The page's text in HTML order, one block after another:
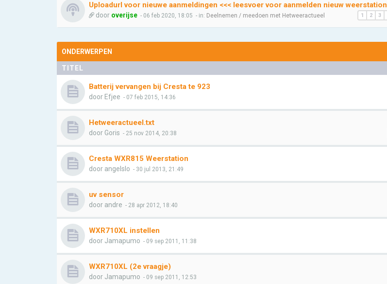
Uploadurl voor nieuwe aanmeldingen <<< leesvoer voor aanmelden nieuw weerstation
1 2 3
door overijse - 06 feb 2020, 18:05 - in: Deelnemen / meedoen met Hetweeractueel
ONDERWERPEN
TITEL
Batterij vervangen bij Cresta te 923
door Efjee - 07 feb 2015, 14:36
Hetweeractueel.txt
door Goris - 25 nov 2014, 20:38
Cresta WXR815 Weerstation
door angelslo - 30 jul 2013, 21:49
uv sensor
door andre - 28 apr 2012, 18:40
WXR710XL instellen
door Jamapumo - 09 sep 2011, 11:38
WXR710XL (2e vraagje)
door Jamapumo - 09 sep 2011, 12:53